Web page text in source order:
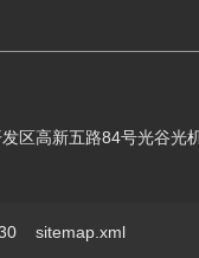
区高新五路84号光谷光
sitemap.xml